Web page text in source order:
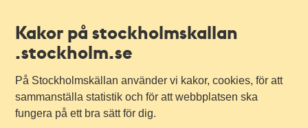
Kakor på stockholmskallan
.stockholm.se
På Stockholmskällan använder vi kakor, cookies, för att
sammanställa statistik och för att webbplatsen ska
fungera på ett bra sätt för dig.